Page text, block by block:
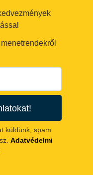
küldünk, spam
Adatvédelmi